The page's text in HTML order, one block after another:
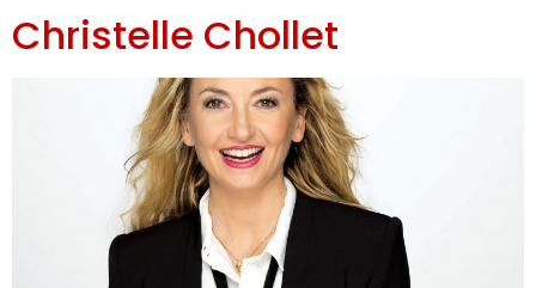
Christelle Chollet